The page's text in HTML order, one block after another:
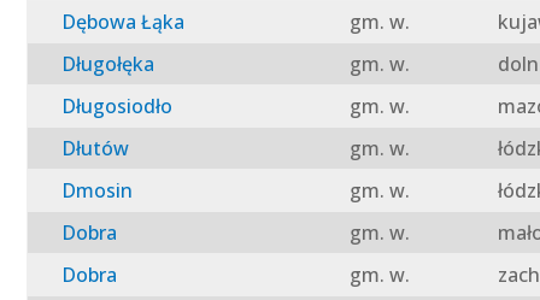
Dębowa Łąka
gm. w.
Długołęka
gm. w.
Długosiodło
gm. w.
Dłutów
gm. w.
Dmosin
gm. w.
Dobra
gm. w.
Dobra
gm. w.